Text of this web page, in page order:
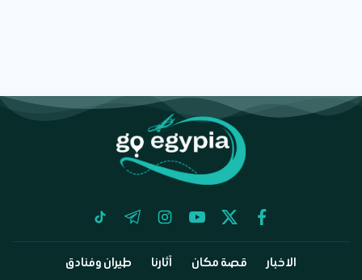
facebook
twitter
youtube
instagram
telegram
tiktok
الاخبار قصة مكان آثارنا طيران وفنادق